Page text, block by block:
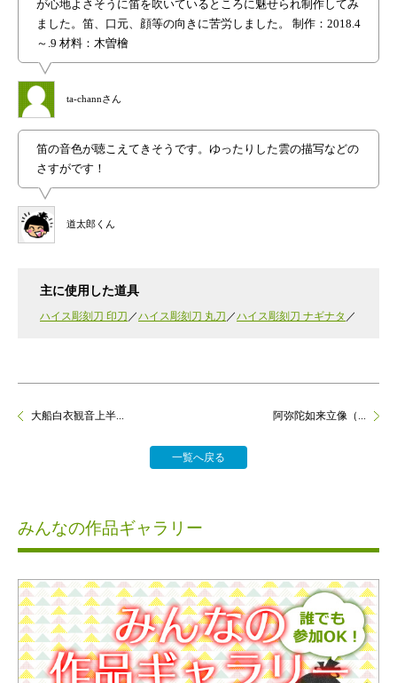
ta-channさん
が心地よさそうに笛を吹いているところに魅せられ制作してみ
ました。笛、口元、顔等の向きに苦労しました。 制作：2018.4
～.9 材料：木曽檜
道太郎くん
笛の音色が聴こえてきそうです。ゆったりした雲の描写などの
さすがです！
主に使用した道具
ハイス彫刻刀 印刀 ハイス彫刻刀 丸刀 ハイス彫刻刀 ナギナタ
大船白衣観音上半...
一覧へ戻る
阿弥陀如来立像（...
みんなの作品ギャラリー